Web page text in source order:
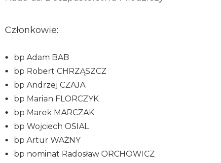
Członkowie:
bp Adam BAB
bp Robert CHRZĄSZCZ
bp Andrzej CZAJA
bp Marian FLORCZYK
bp Marek MARCZAK
bp Wojciech OSIAL
bp Artur WAŻNY
bp nominat Radosław ORCHOWICZ